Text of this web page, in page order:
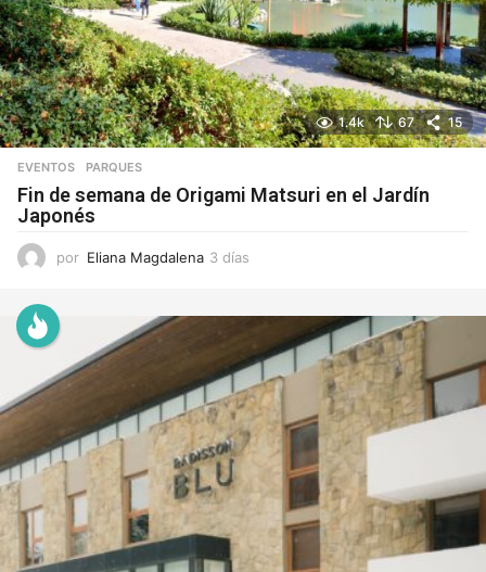
1.4k 67 15
EVENTOS ,PARQUES
Fin de semana de Origami Matsuri en el Jardín
Japonés
por Eliana Magdalena 3 días
a